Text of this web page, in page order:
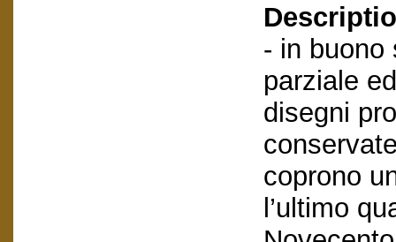
- in buono
parziale
disegni
coprono
l’ultimo